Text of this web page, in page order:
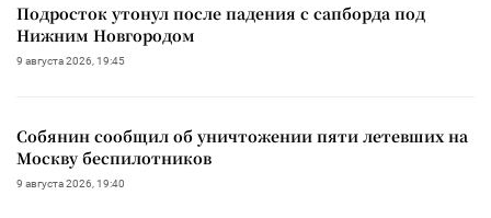
Подросток утонул после падения с сапборда под
Нижним Новгородом
9 августа 2026, 19:45
Собянин сообщил об уничтожении пяти летевших на
Москву беспилотников
9 августа 2026, 19:40